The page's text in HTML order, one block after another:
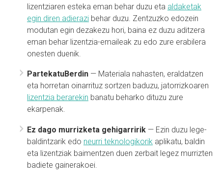
lizentziaren esteka eman behar duzu eta aldaketak
egin diren adierazi behar duzu. Zentzuzko edozein
modutan egin dezakezu hori, baina ez duzu aditzera
eman behar lizentzia-emaileak zu edo zure erabilera
onesten duenik.
PartekatuBerdin — Materiala nahasten, eraldatzen
eta horretan oinarrituz sortzen baduzu, jatorrizkoaren
lizentzia berarekin banatu beharko dituzu zure
ekarpenak.
Ez dago murrizketa gehigarririk — Ezin duzu lege-
baldintzarik edo neurri teknologikorik aplikatu, baldin
eta lizentziak baimentzen duen zerbait legez murrizten
badiete gainerakoei.